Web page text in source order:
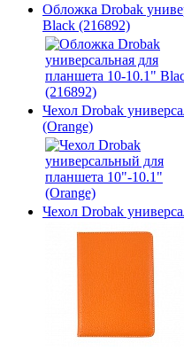
Обложка Drobak
Black (216892)
Чехол Drobak
(Orange)
Чехол Drobak